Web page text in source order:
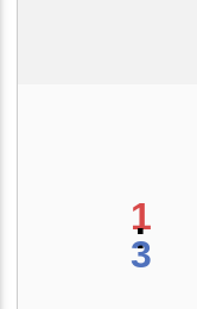
1
:
3